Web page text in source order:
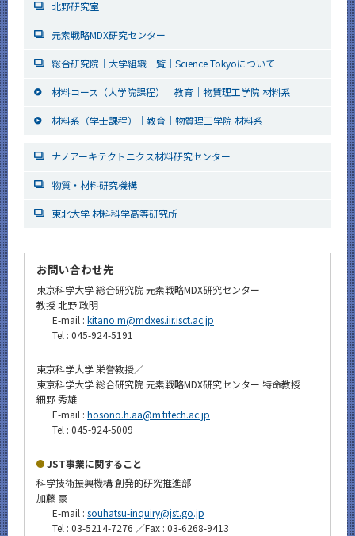
北野研究室
元素戦略MDX研究センター
総合研究院｜大学組織一覧｜Science Tokyoについて
材料コース（大学院課程）｜教育｜物質理工学院 材料系
材料系（学士課程）｜教育｜物質理工学院 材料系
ナノアーキテクトニクス材料研究センター
物質・材料研究機構
東北大学 材料科学高等研究所
お問い合わせ先
東京科学大学 総合研究院 元素戦略MDX研究センター
教授 北野 政明
E-mail : kitano.m@mdxes.iir.isct.ac.jp
Tel : 045-924-5191
東京科学大学 栄誉教授／
東京科学大学 総合研究院 元素戦略MDX研究センター 特命教授
細野 秀雄
E-mail : hosono.h.aa@m.titech.ac.jp
Tel : 045-924-5009
JST事業に関すること
科学技術振興機構 創発的研究推進部
加藤 豪
E-mail : souhatsu-inquiry@jst.go.jp
Tel : 03-5214-7276 ／Fax : 03-6268-9413